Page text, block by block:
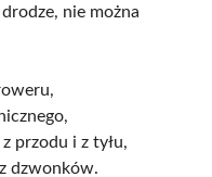
nie można
przodu i z tyłu,
dzwonków.